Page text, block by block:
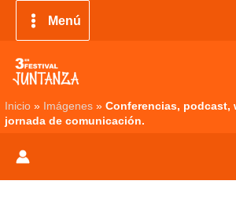
Menú
Inicio » Imágenes » Conferencias, podcast,
jornada de comunicación.